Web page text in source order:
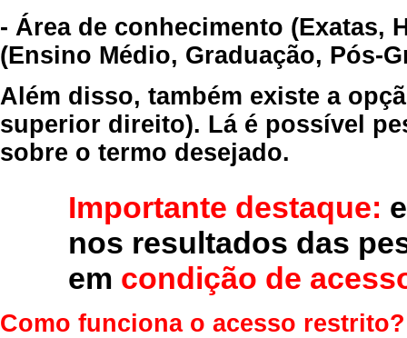
- Área de conhecimento (Exatas,
(Ensino Médio, Graduação, Pós-
Além disso, também existe a
superior direito). Lá é possível
sobre o termo desejado.
Importante destaque:
nos resultados das
em condição de
Como funciona o acesso restrito?